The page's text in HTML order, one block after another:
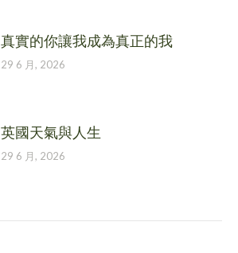
真實的你讓我成為真正的我
29 6 月, 2026
英國天氣與人生
29 6 月, 2026